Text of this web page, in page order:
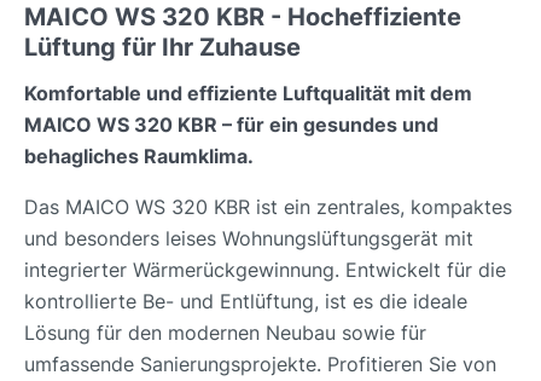
MAICO WS 320 KBR - Hocheffiziente
Lüftung für Ihr Zuhause
Komfortable und effiziente Luftqualität mit dem
MAICO WS 320 KBR – für ein gesundes und
behagliches Raumklima.
Das MAICO WS 320 KBR ist ein zentrales, kompaktes
und besonders leises Wohnungslüftungsgerät mit
integrierter Wärmerückgewinnung. Entwickelt für die
kontrollierte Be- und Entlüftung, ist es die ideale
Lösung für den modernen Neubau sowie für
umfassende Sanierungsprojekte. Profitieren Sie von